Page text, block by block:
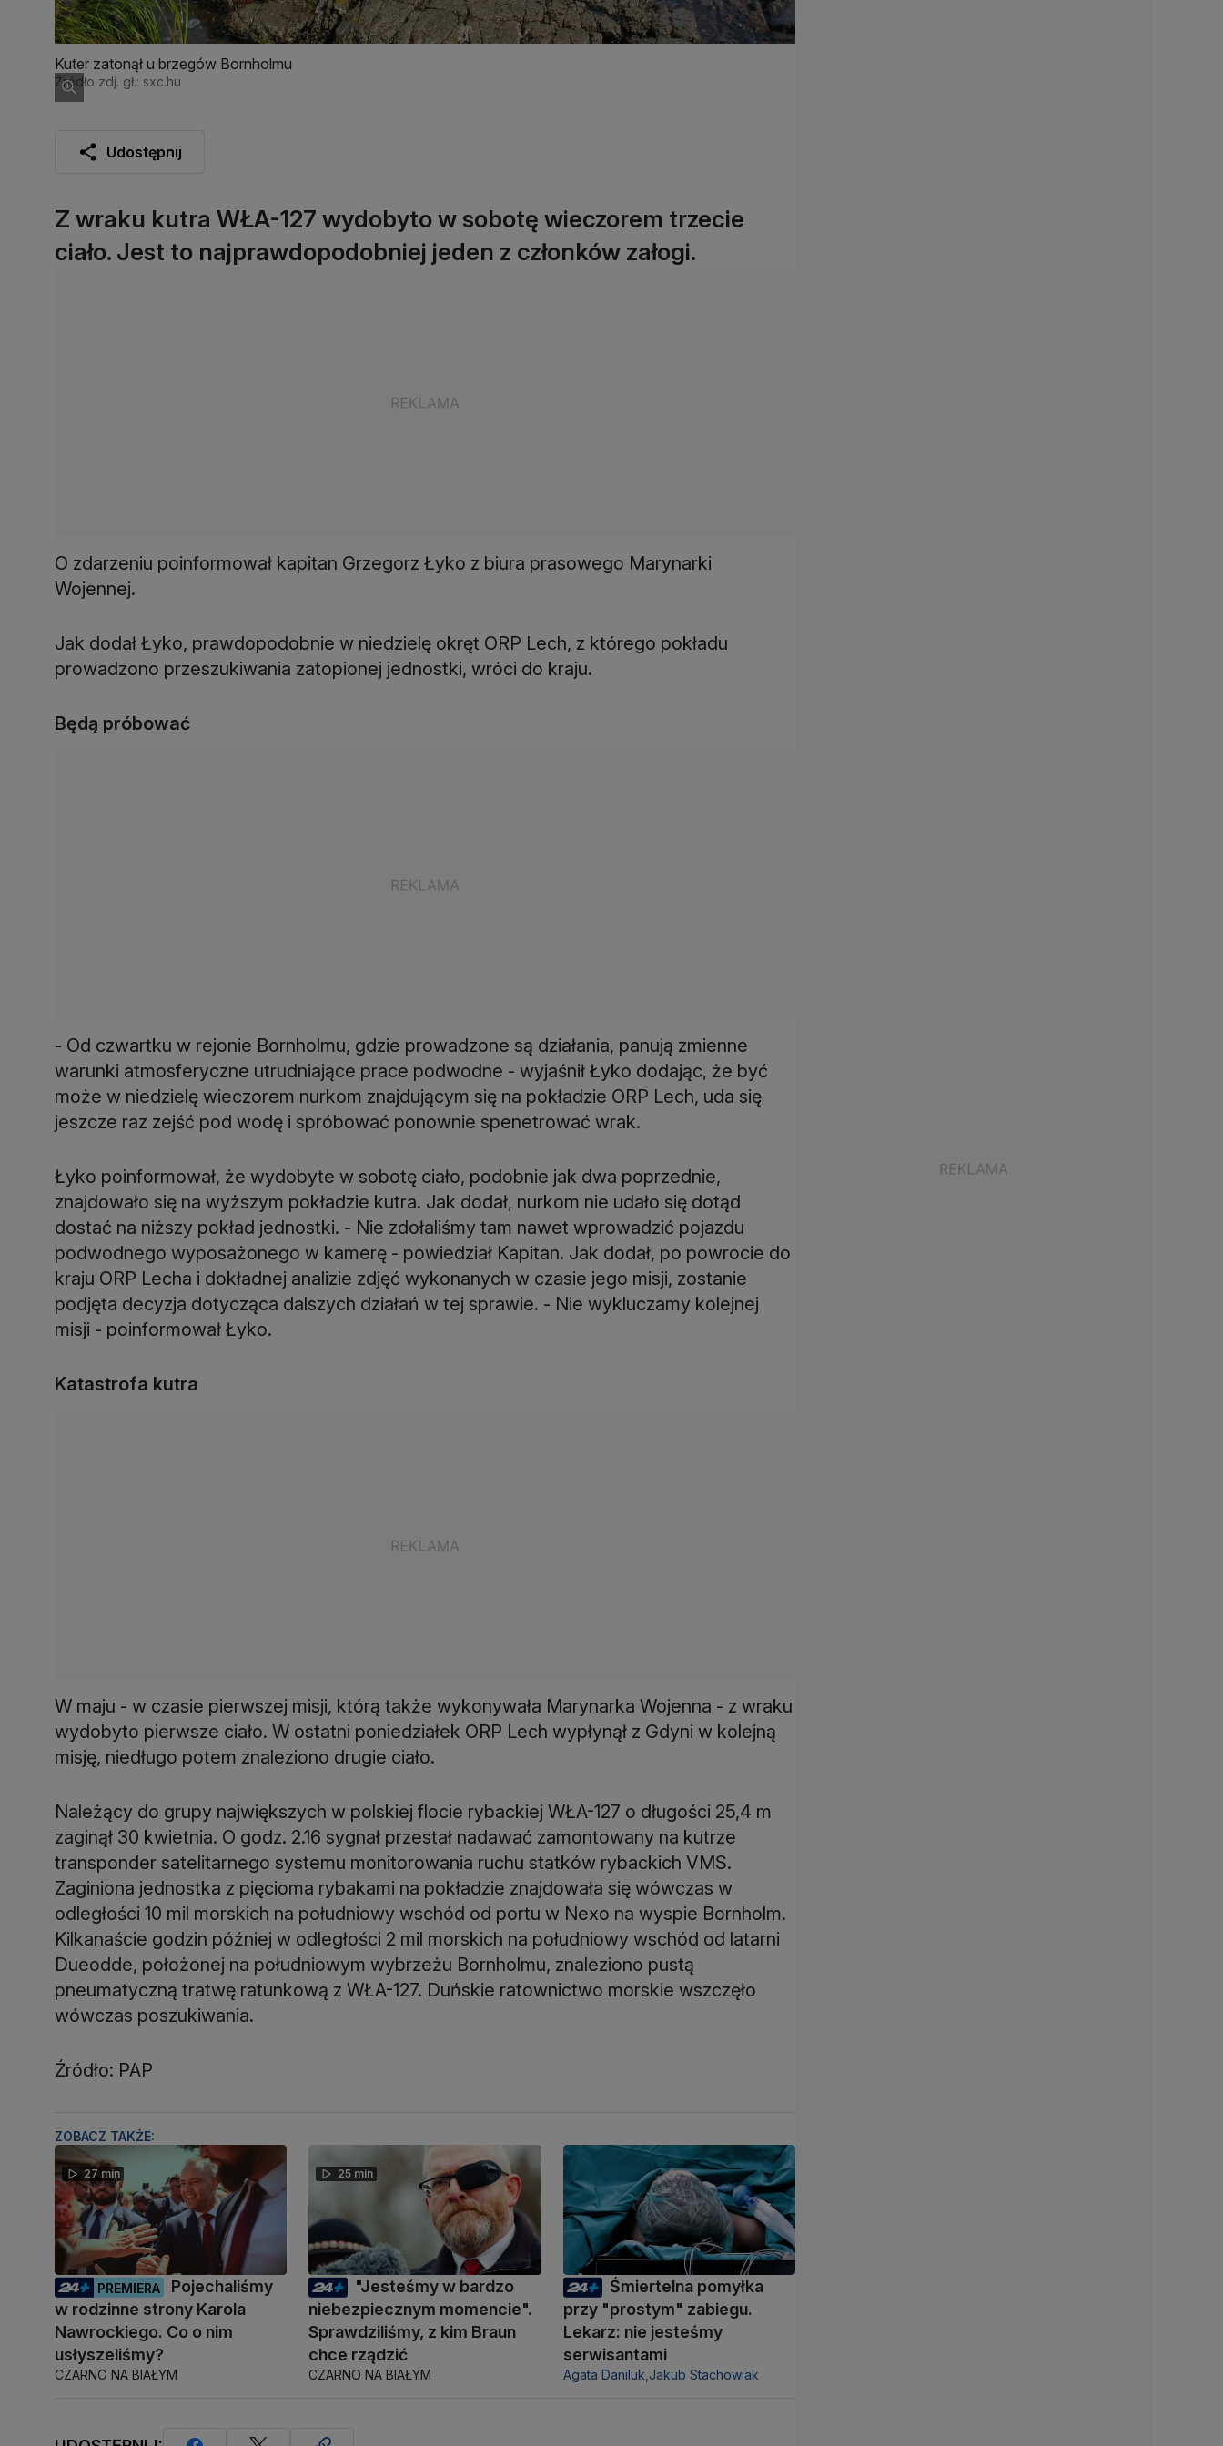
Kuter zatonął u brzegów Bornholmu
Źródło zdj. gł.: sxc.hu
Udostępnij
Z wraku kutra WŁA-127 wydobyto w sobotę wieczorem trzecie
ciało. Jest to najprawdopodobniej jeden z członków załogi.
O zdarzeniu poinformował kapitan Grzegorz Łyko z biura prasowego Marynarki
Wojennej.
Jak dodał Łyko, prawdopodobnie w niedzielę okręt ORP Lech, z którego pokładu
prowadzono przeszukiwania zatopionej jednostki, wróci do kraju.
Będą próbować
- Od czwartku w rejonie Bornholmu, gdzie prowadzone są działania, panują zmienne
warunki atmosferyczne utrudniające prace podwodne - wyjaśnił Łyko dodając, że być
może w niedzielę wieczorem nurkom znajdującym się na pokładzie ORP Lech, uda się
jeszcze raz zejść pod wodę i spróbować ponownie spenetrować wrak.
Łyko poinformował, że wydobyte w sobotę ciało, podobnie jak dwa poprzednie,
znajdowało się na wyższym pokładzie kutra. Jak dodał, nurkom nie udało się dotąd
dostać na niższy pokład jednostki. - Nie zdołaliśmy tam nawet wprowadzić pojazdu
podwodnego wyposażonego w kamerę - powiedział Kapitan. Jak dodał, po powrocie do
kraju ORP Lecha i dokładnej analizie zdjęć wykonanych w czasie jego misji, zostanie
podjęta decyzja dotycząca dalszych działań w tej sprawie. - Nie wykluczamy kolejnej
misji - poinformował Łyko.
Katastrofa kutra
W maju - w czasie pierwszej misji, którą także wykonywała Marynarka Wojenna - z wraku
wydobyto pierwsze ciało. W ostatni poniedziałek ORP Lech wypłynął z Gdyni w kolejną
misję, niedługo potem znaleziono drugie ciało.
Należący do grupy największych w polskiej flocie rybackiej WŁA-127 o długości 25,4 m
zaginął 30 kwietnia. O godz. 2.16 sygnał przestał nadawać zamontowany na kutrze
transponder satelitarnego systemu monitorowania ruchu statków rybackich VMS.
Zaginiona jednostka z pięcioma rybakami na pokładzie znajdowała się wówczas w
odległości 10 mil morskich na południowy wschód od portu w Nexo na wyspie Bornholm.
Kilkanaście godzin później w odległości 2 mil morskich na południowy wschód od latarni
Dueodde, położonej na południowym wybrzeżu Bornholmu, znaleziono pustą
pneumatyczną tratwę ratunkową z WŁA-127. Duńskie ratownictwo morskie wszczęło
wówczas poszukiwania.
Źródło: PAP
ZOBACZ TAKŻE:
27 min
PREMIERA
Pojechaliśmy
w rodzinne strony Karola
Nawrockiego. Co o nim
usłyszeliśmy?
CZARNO NA BIAŁYM
25 min
"Jesteśmy w bardzo
niebezpiecznym momencie".
Sprawdziliśmy, z kim Braun
chce rządzić
CZARNO NA BIAŁYM
Śmiertelna pomyłka
przy "prostym" zabiegu.
Lekarz: nie jesteśmy
serwisantami
Agata Daniluk, Jakub Stachowiak